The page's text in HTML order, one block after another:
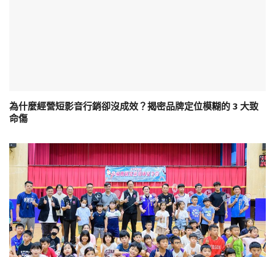
為什麼經營短影音行銷卻沒成效？揭密品牌定位模糊的 3 大致
命傷